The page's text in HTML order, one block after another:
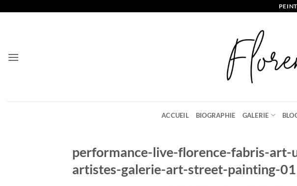
ACCUEIL BIOGRAPHIE GALERIE
performance-live-florence-fabris-
artistes-galerie-art-street-painting-01